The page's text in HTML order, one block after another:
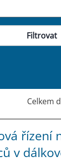
řízení
v
Celkem